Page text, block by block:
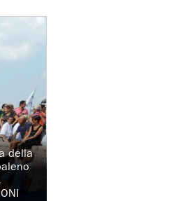
della